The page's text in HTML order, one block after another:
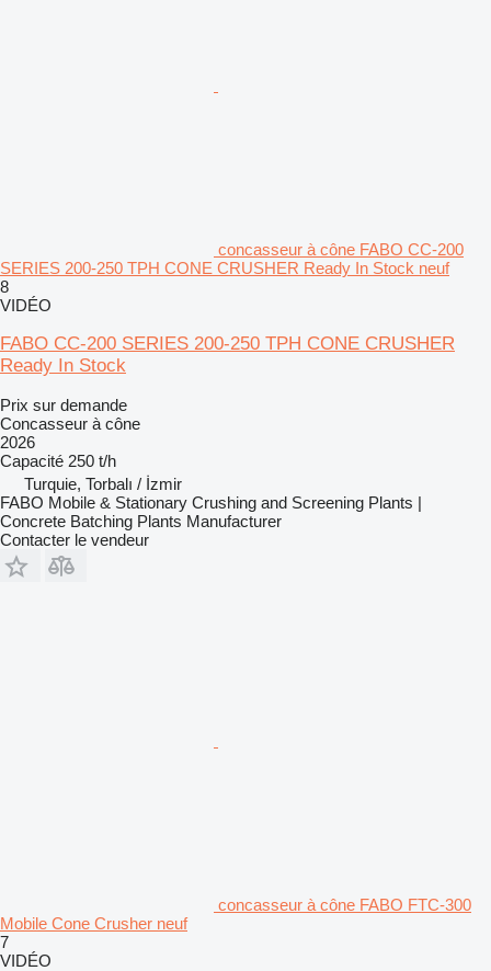
concasseur à cône FABO CC-200
SERIES 200-250 TPH CONE CRUSHER Ready In Stock neuf
8
VIDÉO
FABO CC-200 SERIES 200-250 TPH CONE CRUSHER
Ready In Stock
Prix sur demande
Concasseur à cône
2026
Capacité 250 t/h
Turquie, Torbalı / İzmir
FABO Mobile & Stationary Crushing and Screening Plants |
Concrete Batching Plants Manufacturer
Contacter le vendeur
concasseur à cône FABO FTC-300
Mobile Cone Crusher neuf
7
VIDÉO